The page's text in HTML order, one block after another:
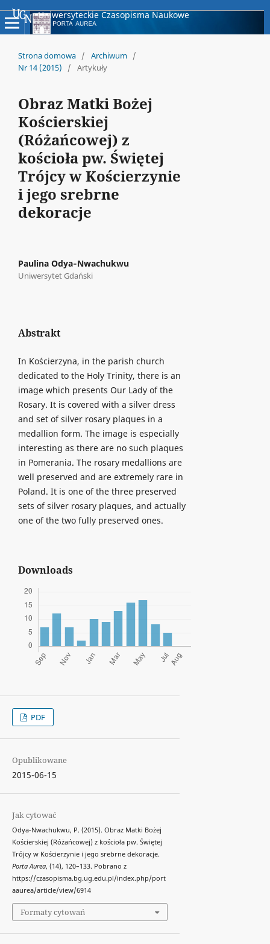
Uniwersyteckie Czasopisma Naukowe
Strona domowa / Archiwum /
Nr 14 (2015)
/ Artykuły
Obraz Matki Bożej
Kościerskiej
(Różańcowej) z
kościoła pw. Świętej
Trójcy w Kościerzynie
i jego srebrne
dekoracje
Paulina Odya‑Nwachukwu
Uniwersytet Gdański
Abstrakt
In Kościerzyna, in the parish church
dedicated to the Holy Trinity, there is an
image which presents Our Lady of the
Rosary. It is covered with a silver dress
and set of silver rosary plaques in a
medallion form. The image is especially
interesting as there are no such plaques
in Pomerania. The rosary medallions are
well preserved and are extremely rare in
Poland. It is one of the three preserved
sets of silver rosary plaques, and actually
one of the two fully preserved ones.
Downloads
PDF
Opublikowane
2015-06-15
Jak cytować
Odya‑Nwachukwu, P. (2015). Obraz Matki Bożej
Kościerskiej (Różańcowej) z kościoła pw. Świętej
Trójcy w Kościerzynie i jego srebrne dekoracje.
Porta Aurea, (14), 120–133. Pobrano z
https://czasopisma.bg.ug.edu.pl/index.php/port
aaurea/article/view/6914
Formaty cytowań